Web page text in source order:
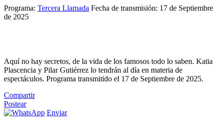
Programa: Tercera Llamada Fecha de transmisión: 17 de Septiembre
de 2025
Aquí no hay secretos, de la vida de los famosos todo lo saben. Katia
Plascencia y Pilar Gutiérrez lo tendrán al día en materia de
espectáculos. Programa transmitido el 17 de Septiembre de 2025.
Compartir
Postear
Enviar